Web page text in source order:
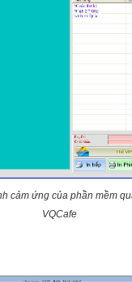
cảm ứng của phần mềm
VQCafe